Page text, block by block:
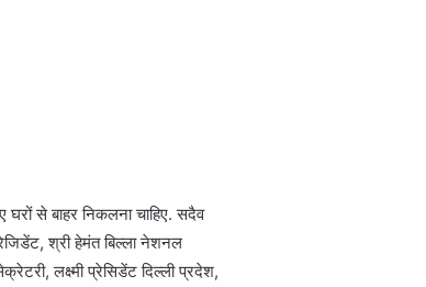
से बाहर निकलना चाहिए. सदैव
श्री हेमंत बिल्ला नेशनल
लक्ष्मी प्रेसिडेंट दिल्ली प्रदेश,